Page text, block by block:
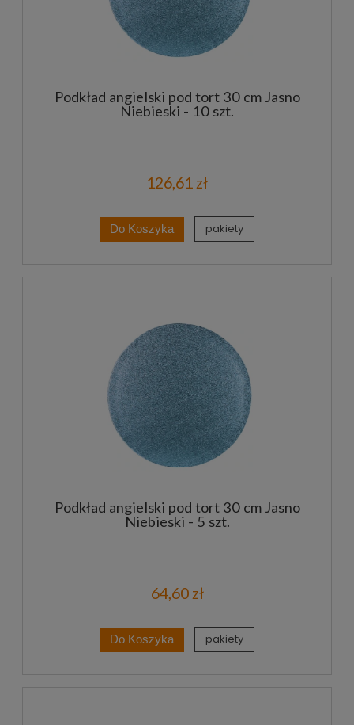
Podkład angielski pod tort 30 cm Jasno
Niebieski - 10 szt.
126,61 zł
Do Koszyka pakiety
Podkład angielski pod tort 30 cm Jasno
Niebieski - 5 szt.
64,60 zł
Do Koszyka pakiety